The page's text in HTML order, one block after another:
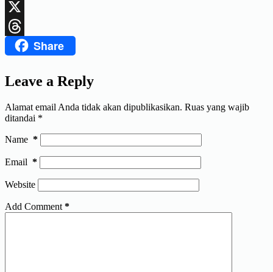
LinkedIn
X
ThreadsShare
Leave a Reply
Alamat email Anda tidak akan dipublikasikan. Ruas yang wajib
ditandai *
Name *
Email *
Website
Add Comment *